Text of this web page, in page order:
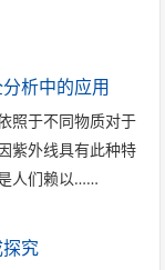
析中的应用
照于不同物质对于
紫外线具有此种特
人们赖以……
究